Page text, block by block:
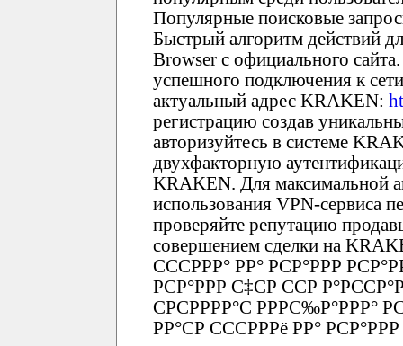
Популярные поисковые
Быстрый алгоритм действий
Browser с официального
успешного подключения к
актуальный адрес KRAKEN:
регистрацию создав
авторизуйтесь в системе
двухфакторную
KRAKEN. Для максимальной
использования VPN-сервиса
проверяйте репутацию
совершением сделки на
СССРРР° РР° РСР°РРР
РСР°РРР С‡СР ССР
СРСРРРР°С РРРС‰Р°РРР°
РР°СР СССРРРё РР° РСР°РРР